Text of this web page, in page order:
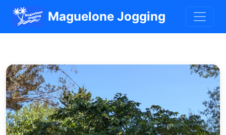
Maguelone Jogging